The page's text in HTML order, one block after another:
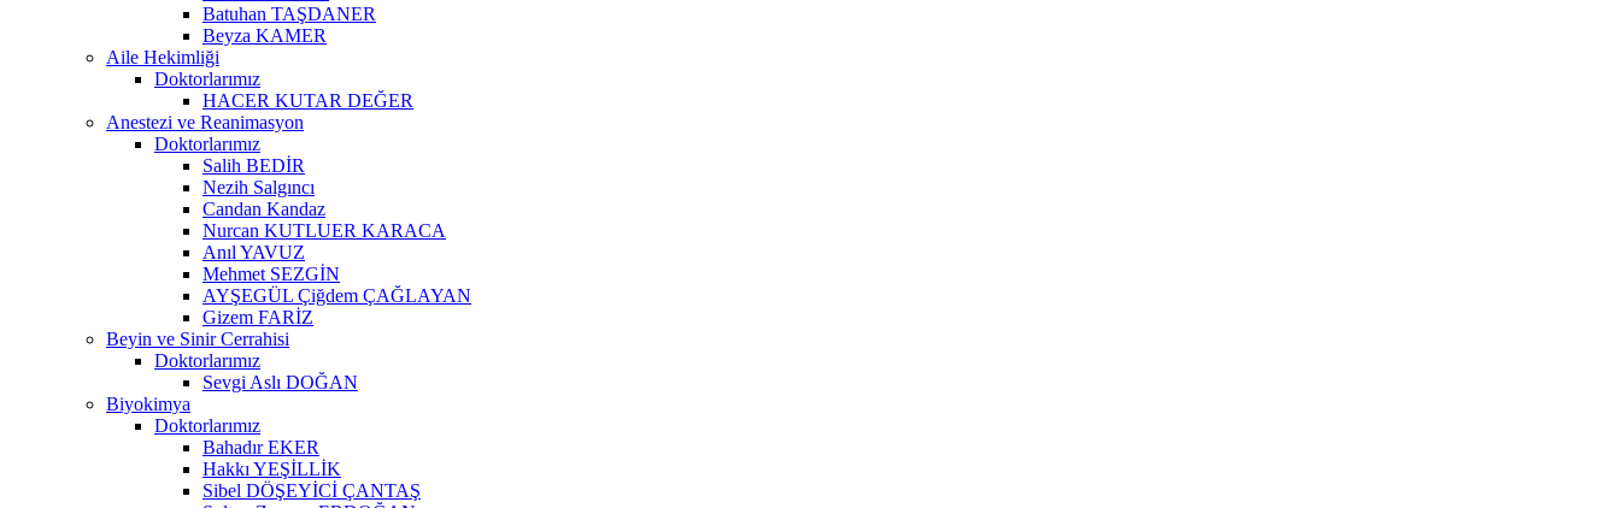
Batuhan TAŞDANER
Beyza KAMER
Aile Hekimliği
Doktorlarımız
HACER KUTAR DEĞER
Anestezi ve Reanimasyon
Doktorlarımız
Salih BEDİR
Nezih Salgıncı
Candan Kandaz
Nurcan KUTLUER KARACA
Anıl YAVUZ
Mehmet SEZGİN
AYŞEGÜL Çiğdem ÇAĞLAYAN
Gizem FARİZ
Beyin ve Sinir Cerrahisi
Doktorlarımız
Sevgi Aslı DOĞAN
Biyokimya
Doktorlarımız
Bahadır EKER
Hakkı YEŞİLLİK
Sibel DÖŞEYİCİ ÇANTAŞ